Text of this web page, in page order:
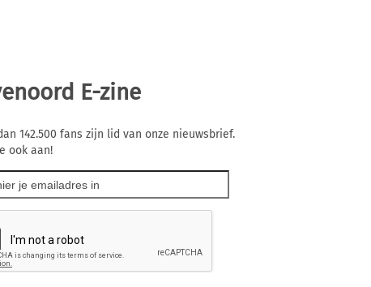
E-zine
142.500 fans zijn lid van onze nieuwsbrief.
ook aan!